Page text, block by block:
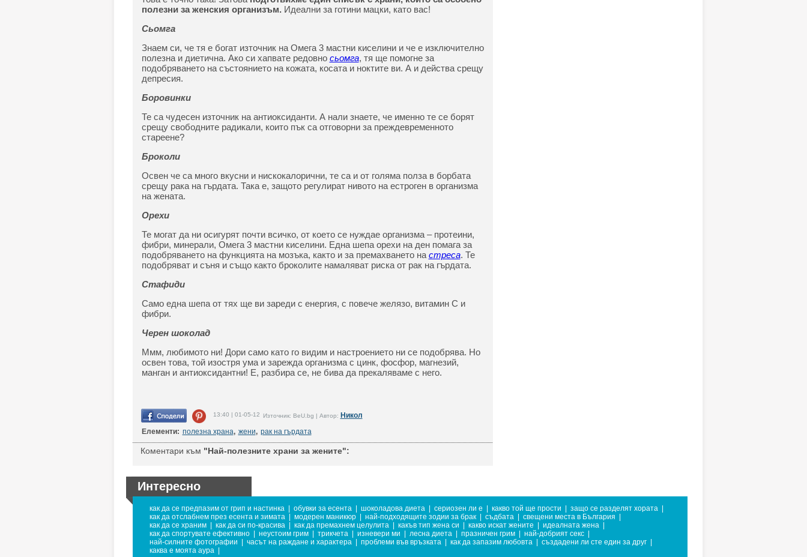
полезни за женския организъм. Идеални за готини мацки, като вас!
Сьомга
Знаем си, че тя е богат източник на Омега 3 мастни киселини и че е изключително
полезна и диетична. Ако си хапвате редовно сьомга, тя ще помогне за
подобряването на състоянието на кожата, косата и ноктите ви. А и действа срещу
депресия.
Боровинки
Те са чудесен източник на антиоксиданти. А нали знаете, че именно те се борят
срещу свободните радикали, които пък са отговорни за преждевременното
стареене?
Броколи
Освен че са много вкусни и нискокалорични, те са и от голяма полза в борбата
срещу рака на гърдата. Така е, защото регулират нивото на естроген в организма
на жената.
Орехи
Те могат да ни осигурят почти всичко, от което се нуждае организма – протеини,
фибри, минерали, Омега 3 мастни киселини. Една шепа орехи на ден помага за
подобряването на функцията на мозъка, както и за премахването на стреса. Те
подобряват и съня и също както броколите намаляват риска от рак на гърдата.
Стафиди
Само една шепа от тях ще ви зареди с енергия, с повече желязо, витамин С и
фибри.
Черен шоколад
Ммм, любимото ни! Дори само като го видим и настроението ни се подобрява. Но
освен това, той изостря ума и зарежда организма с цинк, фосфор, магнезий,
манган и антиоксидантни! Е, разбира се, не бива да прекаляваме с него.
13:40 | 01-05-12 Източник: BeU.bg | Автор: Никол
Елементи: полезна храна, жени, рак на гърдата
Коментари към "Най-полезните храни за жените":
Интересно
как да се предпазим от грип и настинка обувки за есента шоколадова диета сериозен ли е какво той ще прости защо се разделят хората
как да отслабнем през есента и зимата
модерен маникюр най-подходящите зодии за брак съдбата свещени места в България
как да се храним
как да си по-красива как да премахнем целулита какъв тип жена си какво искат жените идеалната жена
как да спортувате ефективно
неустоим грим трикчета изневери ми лесна диета празничен грим най-добрият секс
най-силните фотографии
часът на раждане и характера проблеми във връзката как да запазим любовта създадени ли сте един за друг
каква е моята аура